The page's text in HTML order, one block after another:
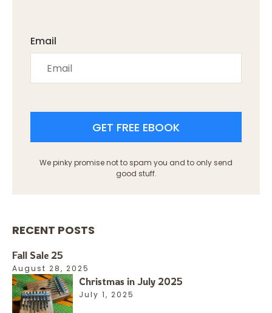
Email
GET FREE EBOOK
We pinky promise not to spam you and to only send
good stuff.
RECENT POSTS
Fall Sale 25
August 28, 2025
Christmas in July 2025
July 1, 2025